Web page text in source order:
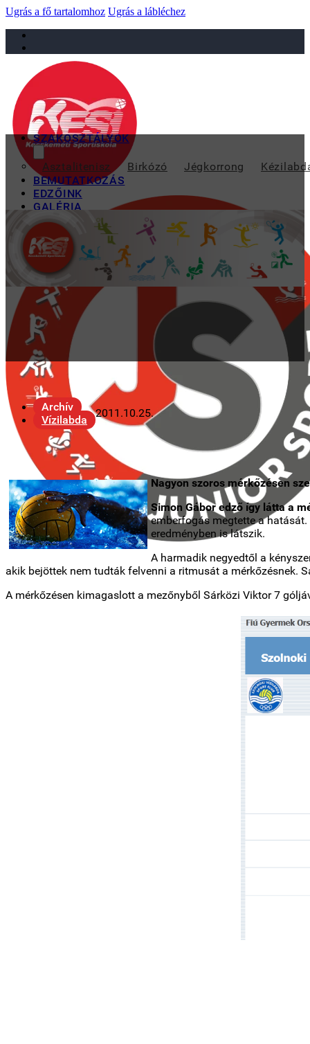
Ugrás a fő tartalomhoz Ugrás a lábléchez
sportiskola@juniorsportkft.hu
SZAKOSZTÁLYOK
Asztalitenisz Birkózó Jégkorrong
BEMUTATKOZÁS
EDZŐINK
GALÉRIA
TAO
KAPCSOLAT
Archív
Vízilabda
2011.10.25.
Nagyon szoros mérkőzésen
Simon Gábor edző így látta a
emberfogás megtette a
eredményben is látszik.
A harmadik negyedtől a
akik bejöttek nem tudták felvenni a ritmusát a mérkőzésnek.
A mérkőzésen kimagaslott a mezőnyből Sárközi Viktor 7